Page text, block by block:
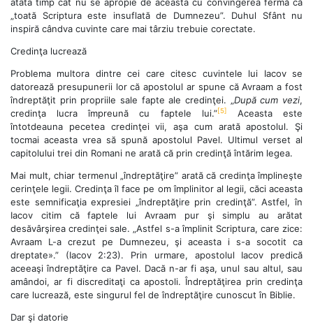
„toată Scriptura este insuflată de Dumnezeu”. Duhul Sfânt nu
inspiră cândva cuvinte care mai târziu trebuie corectate.
Credinţa lucrează
Problema multora dintre cei care citesc cuvintele lui Iacov se
datorează presupunerii lor că apostolul ar spune că Avraam a fost
îndreptăţit prin propriile sale fapte ale credinţei. „După cum vezi,
credinţa lucra împreună cu faptele lui.”[5]
Aceasta este
întotdeauna pecetea credinţei vii, aşa cum arată apostolul. Şi
tocmai aceasta vrea să spună apostolul Pavel. Ultimul verset al
capitolului trei din Romani ne arată că prin credinţă întărim legea.
Mai mult, chiar termenul „îndreptăţire” arată că credinţa împlineşte
cerinţele legii. Credinţa îl face pe om împlinitor al legii, căci aceasta
este semnificaţia expresiei „îndreptăţire prin credinţă”. Astfel, în
Iacov citim că faptele lui Avraam pur şi simplu au arătat
desăvârşirea credinţei sale. „Astfel s-a împlinit Scriptura, care zice:
Avraam L-a crezut pe Dumnezeu, şi aceasta i s-a socotit ca
dreptate».” (Iacov 2:23). Prin urmare, apostolul Iacov predică
aceeaşi îndreptăţire ca Pavel. Dacă n-ar fi aşa, unul sau altul, sau
amândoi, ar fi discreditaţi ca apostoli. Îndreptăţirea prin credinţa
care lucrează, este singurul fel de îndreptăţire cunoscut în Biblie.
Dar şi datorie